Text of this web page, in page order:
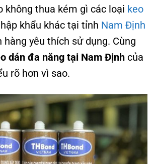
không thua kém gì các loại keo
khẩu khác tại tỉnh Nam Định
hàng yêu thích sử dụng. Cùng
dán đa năng tại Nam Định của
rõ hơn vì sao.